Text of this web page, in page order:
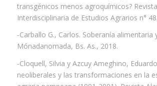
transgénicos menos agroquímicos? Revista
Interdisciplinaria de Estudios Agrarios n°
-Carballo G., Carlos. Soberanía alimentaria
Mónadanomada, Bs. As., 2018.
-Cloquell, Silvia y Azcuy Ameghino,
neoliberales y las transformaciones en la